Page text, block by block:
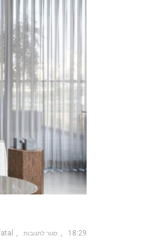
18:29 סגור לתגובות